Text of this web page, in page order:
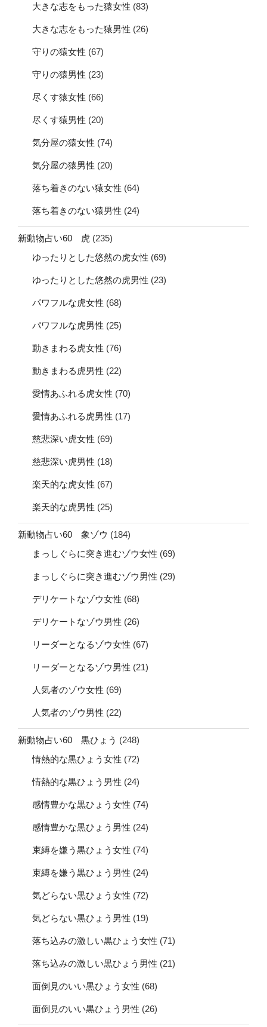
大きな志をもった猿女性 (83)
大きな志をもった猿男性 (26)
守りの猿女性 (67)
守りの猿男性 (23)
尽くす猿女性 (66)
尽くす猿男性 (20)
気分屋の猿女性 (74)
気分屋の猿男性 (20)
落ち着きのない猿女性 (64)
落ち着きのない猿男性 (24)
新動物占い60 虎 (235)
ゆったりとした悠然の虎女性 (69)
ゆったりとした悠然の虎男性 (23)
パワフルな虎女性 (68)
パワフルな虎男性 (25)
動きまわる虎女性 (76)
動きまわる虎男性 (22)
愛情あふれる虎女性 (70)
愛情あふれる虎男性 (17)
慈悲深い虎女性 (69)
慈悲深い虎男性 (18)
楽天的な虎女性 (67)
楽天的な虎男性 (25)
新動物占い60 象ゾウ (184)
まっしぐらに突き進むゾウ女性 (69)
まっしぐらに突き進むゾウ男性 (29)
デリケートなゾウ女性 (68)
デリケートなゾウ男性 (26)
リーダーとなるゾウ女性 (67)
リーダーとなるゾウ男性 (21)
人気者のゾウ女性 (69)
人気者のゾウ男性 (22)
新動物占い60 黒ひょう (248)
情熱的な黒ひょう女性 (72)
情熱的な黒ひょう男性 (24)
感情豊かな黒ひょう女性 (74)
感情豊かな黒ひょう男性 (24)
束縛を嫌う黒ひょう女性 (74)
束縛を嫌う黒ひょう男性 (24)
気どらない黒ひょう女性 (72)
気どらない黒ひょう男性 (19)
落ち込みの激しい黒ひょう女性 (71)
落ち込みの激しい黒ひょう男性 (21)
面倒見のいい黒ひょう女性 (68)
面倒見のいい黒ひょう男性 (26)